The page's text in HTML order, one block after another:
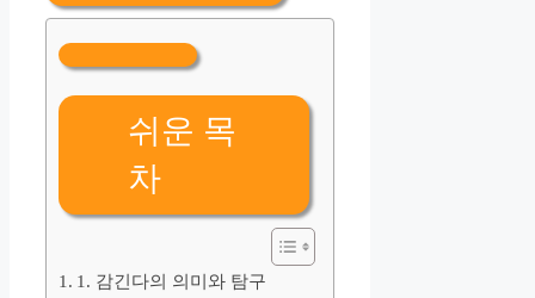
쉬운 목
차
1. 감긴다의 의미와 탐구